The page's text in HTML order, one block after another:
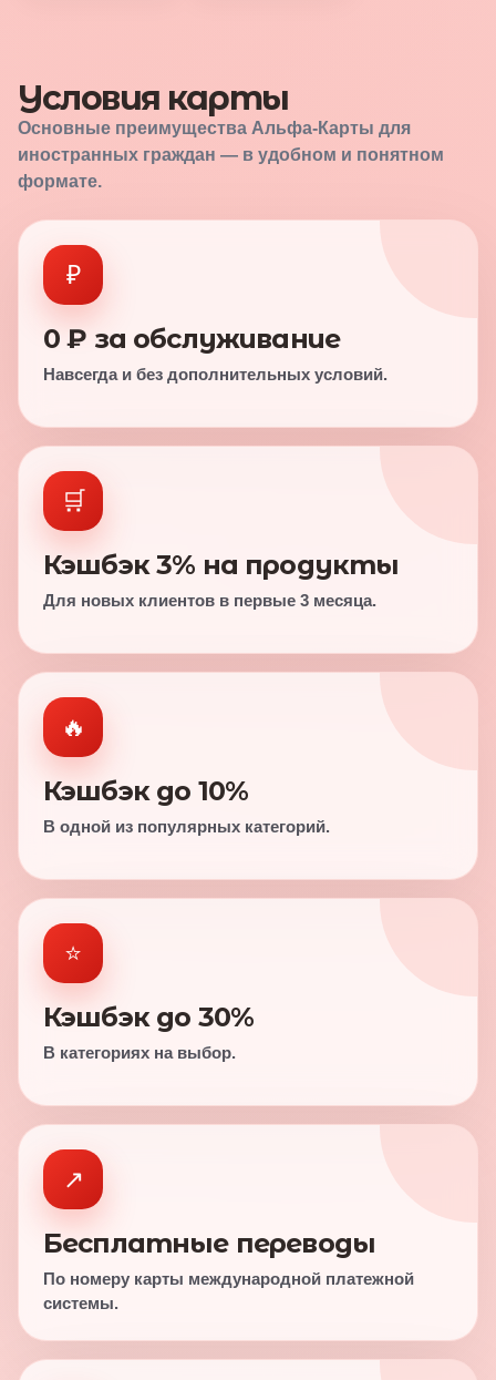
Условия карты
Основные преимущества Альфа-Карты для
иностранных граждан — в удобном и понятном
формате.
₽
0 ₽ за обслуживание
Навсегда и без дополнительных условий.
🛒
Кэшбэк 3% на продукты
Для новых клиентов в первые 3 месяца.
🔥
Кэшбэк до 10%
В одной из популярных категорий.
⭐
Кэшбэк до 30%
В категориях на выбор.
↗
Бесплатные переводы
По номеру карты международной платежной
системы.